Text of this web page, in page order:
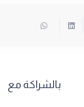
بالشراكة مع